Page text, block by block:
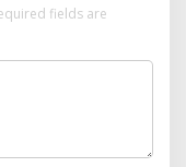
fields are